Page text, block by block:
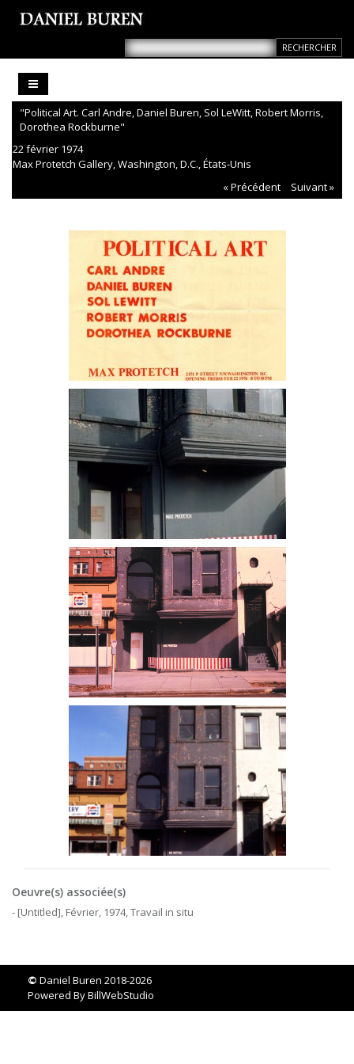
"Political Art. Carl Andre, Daniel Buren, Sol LeWitt, Robert Morris,
Dorothea Rockburne"
22 février 1974
Max Protetch Gallery, Washington, D.C., États-Unis
« Précédent
Suivant »
Oeuvre(s) associée(s)
- [Untitled], Février, 1974, Travail in situ
© Daniel Buren 2018-2026
Powered ByBillWebStudio